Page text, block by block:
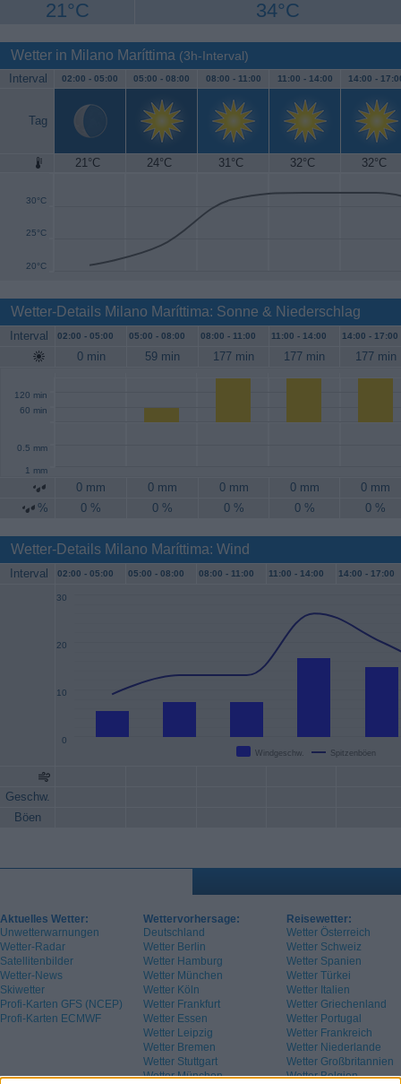
21°C 34°C
Wetter in Milano Maríttima (3h-Interval)
Interval 02:00 - 05:00 05:00 - 08:00 08:00 - 11:00 11:00 - 14:00 14:00 -
Tag
21°C 24°C 31°C 32°C 32°C
20°C
25°C
30°C
35°C
Wetter-Details Milano Maríttima: Sonne & Niederschlag
Interval 02:00 - 05:00 05:00 - 08:00 08:00 - 11:00 11:00 - 14:00 14:00 - 17:00
0 min 59 min 177 min 177 min 177 min
60 min
120 min
0.5 mm
1 mm
0 mm 0 mm 0 mm 0 mm
0 mm
%
0 % 0 % 0 % 0 % 0 %
Wetter-Details Milano Maríttima: Wind
Interval 02:00 - 05:00 05:00 - 08:00 08:00 - 11:00 11:00 - 14:00 14:00 - 17:00
Windgeschw. Spitzenböen
0
10
20
30
Geschw.
Böen
Aktuelles Wetter:
Unwetterwarnungen
Wetter-Radar
Satellitenbilder
Wetter-News
Skiwetter
Profi-Karten GFS (NCEP)
Profi-Karten ECMWF
Wettervorhersage:
Deutschland
Wetter Berlin
Wetter Hamburg
Wetter München
Wetter Köln
Wetter Frankfurt
Wetter Essen
Wetter Leipzig
Wetter Bremen
Wetter Stuttgart
Wetter München
Reisewetter:
Wetter Österreich
Wetter Schweiz
Wetter Spanien
Wetter Türkei
Wetter Italien
Wetter Griechenland
Wetter Portugal
Wetter Frankreich
Wetter Niederlande
Wetter Großbritannien
Wetter Belgien